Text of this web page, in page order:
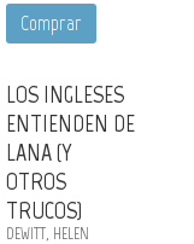
Comprar
LOS INGLESES
ENTIENDEN DE
LANA (Y
OTROS
TRUCOS)
DEWITT, HELEN